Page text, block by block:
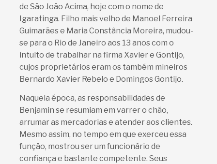
de São João Acima, hoje com o nome de
Igaratinga. Filho mais velho de Manoel Ferreira
Guimarães e Maria Constância Moreira, mudou-
se para o Rio de Janeiro aos 13 anos com o
intuito de trabalhar na firma Xavier e Gontijo,
cujos proprietários eram os também mineiros
Bernardo Xavier Rebelo e Domingos Gontijo.
Naquela época, as responsabilidades de
Benjamin se resumiam em varrer o chão,
arrumar as mercadorias e atender aos clientes.
Mesmo assim, no tempo em que exerceu essa
função, mostrou ser um funcionário de
confiança e bastante competente. Seus